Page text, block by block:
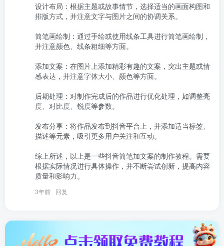
设计布局：根据主题或故事情节，选择适当的画面构图和
排版方式，并注意文字与图片之间的协调关系。
简笔画绘制：通过手绘或使用线条工具进行简笔画绘制，
并注意颜色、线条粗细等方面。
添加文案：在图片上添加精彩有趣的文案，突出主题或情
感表达，并注意字体大小、颜色等方面。
后期处理：对制作完成后的作品进行优化处理，如调整亮
度、对比度、锐度等参数。
发布分享：将作品发布到抖音平台上，并添加适当标签、
描述等元素，吸引更多用户关注和互动。
综上所述，以上是一些抖音简笔加文案的制作教程。需要
根据实际情况进行具体操作，并不断尝试创新，提高内容
质量和影响力。
3年前 回复